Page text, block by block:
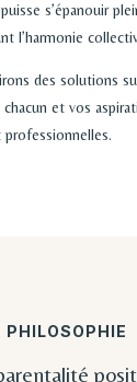
s’épanouir
l’harmonie
des solutions
et vos
professionnelles.
PHILOSOPHIE